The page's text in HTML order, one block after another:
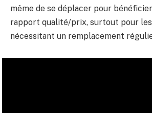
même de se déplacer pour
rapport qualité/prix, surtout pour
nécessitant un remplacement